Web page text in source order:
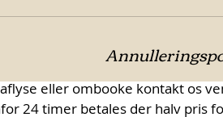
eller ombooke kontakt os
24 timer betales der halv pris